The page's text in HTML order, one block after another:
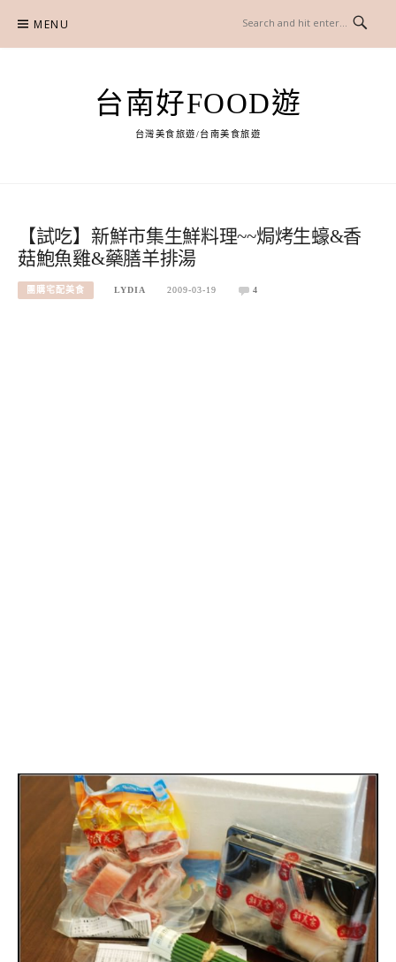
content
MENU
台南好FOOD遊
台灣美食旅遊/台南美食旅遊
【試吃】新鮮市集生鮮料理~~焗烤生蠔&香
菇鮑魚雞&藥膳羊排湯
團購宅配美食 LYDIA 2009-03-19 4